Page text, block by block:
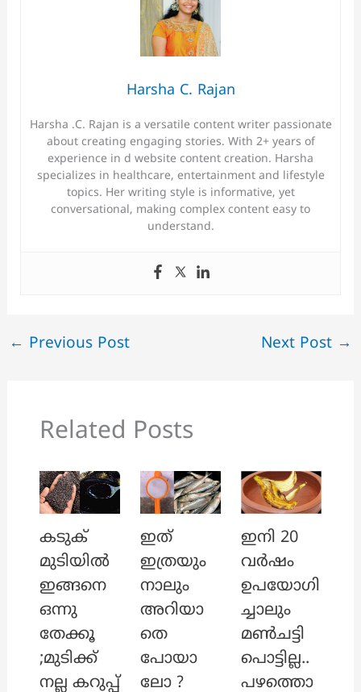
Harsha C. Rajan
Harsha .C. Rajan is a versatile content writer passionate
about creating engaging stories. With 2+ years of
experience in d website content creation. Harsha
specializes in healthcare, entertainment and lifestyle
topics. Her writing style is informative, yet
conversational, making complex content easy to
understand.
← Previous Post Next Post →
Related Posts
കടുക്
മുടിയിൽ
ഇങ്ങനെ
ഒന്നു
തേക്കൂ
;മുടിക്ക്
നല്ല കറുപ്പ്
ഇത്
ഇത്രയും
നാലും
അറിയാ
തെ
പോയാ
ലോ ?
ഇനി 20
വർഷം
ഉപയോഗി
ച്ചാലും
മൺചട്ടി
പൊട്ടില്ല..
പഴത്തൊ